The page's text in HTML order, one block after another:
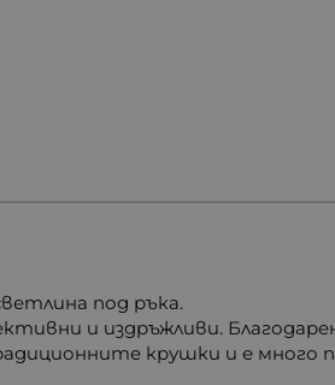
под ръка.
и издръжливи.
крушки и е много